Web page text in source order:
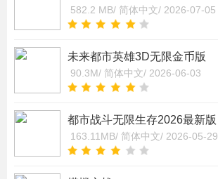
582.2 MB/ 简体中文/ 2026-07-05
未来都市英雄3D无限金币版
90.3M/ 简体中文/ 2026-06-03
都市战斗无限生存2026最新版
163.11MB/ 简体中文/ 2026-05-29